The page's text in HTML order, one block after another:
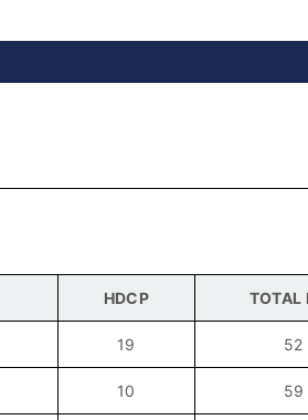
HDCP TOTAL
19 52
10 59